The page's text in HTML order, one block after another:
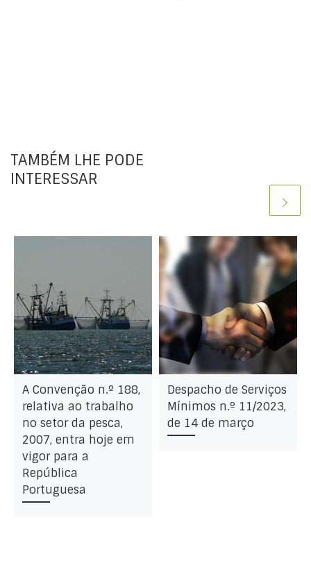
TAMBÉM LHE PODE
INTERESSAR
A Convenção n.º 188,
relativa ao trabalho
no setor da pesca,
2007, entra hoje em
vigor para a
República
Portuguesa
Despacho de Serviços
Mínimos n.º 11/2023,
de 14 de março